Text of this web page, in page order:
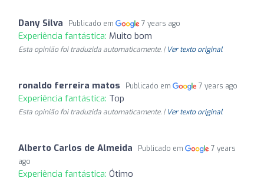
Dany Silva Publicado em 7 years ago
Experiência fantástica: Muito bom
Esta opinião foi traduzida automaticamente. | Ver texto original
ronaldo ferreira matos Publicado em 7 years ago
Experiência fantástica: Top
Esta opinião foi traduzida automaticamente. | Ver texto original
Alberto Carlos de Almeida Publicado em
7 years
ago
Experiência fantástica: Ótimo